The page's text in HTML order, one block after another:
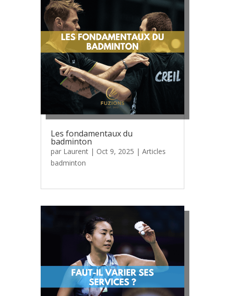
Les fondamentaux du
badminton
par Laurent| Oct 9, 2025 | Articles
badminton